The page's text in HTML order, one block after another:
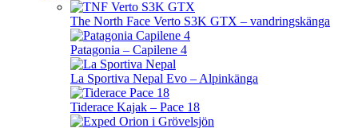
The North Face Verto S3K GTX – vandringskänga
Patagonia – Capilene 4
La Sportiva Nepal Evo – Alpinkänga
Tiderace Kajak – Pace 18